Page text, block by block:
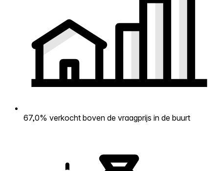
67,0% verkocht boven de vraagprijs in de buurt